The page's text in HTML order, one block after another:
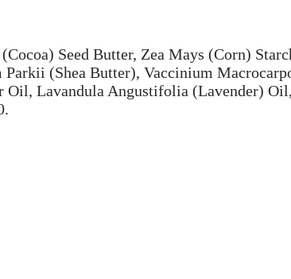
Seed Butter, Zea Mays (Corn)
(Shea Butter), Vaccinium
Oil, Lavandula Angustifolia (Lavender)